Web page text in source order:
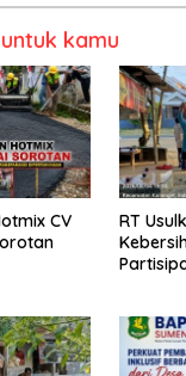
kamu
CV
RT